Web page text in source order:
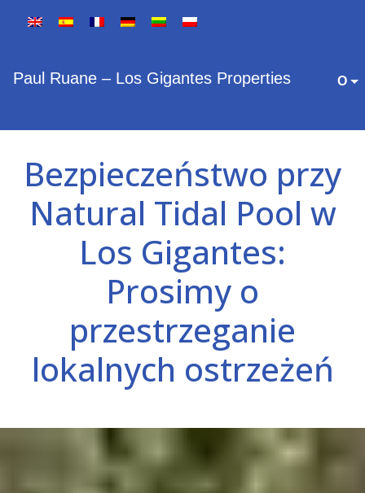
Paul Ruane – Los Gigantes Properties O
Bezpieczeństwo przy
Natural Tidal Pool w
Los Gigantes:
Prosimy o
przestrzeganie
lokalnych ostrzeżeń